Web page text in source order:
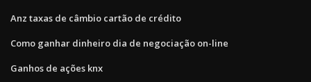
Anz taxas de câmbio cartão de crédito
Como ganhar dinheiro dia de negociação on-line
Ganhos de ações knx